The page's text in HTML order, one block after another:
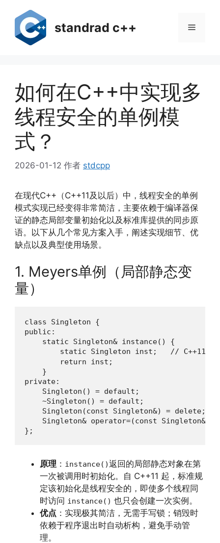
standrad c++ 菜
如何在C++中实现多
线程安全的单例模
式？
2026-01-12 作者 stdcpp
在现代C++（C++11及以后）中，线程安全的单例
模式实现已经变得非常简洁，主要依赖于编译器保
证的静态局部变量初始化以及标准库提供的同步原
语。以下从几个常见方案入手，阐述实现细节、优
缺点以及典型使用场景。
1. Meyers单例（局部静态变
量）
class Singleton {
public:
    static Singleton& instance() {
static Singleton inst;   // C++11 之
        return inst;
    }
private:
    Singleton() = default;
    ~Singleton() = default;
    Singleton(const Singleton&) = delete;
Singleton& operator=(const Singleton&)
};
原理 ： instance()返回的局部静态对象在第
一次被调用时初始化。自 C++11 起，标准规
定该初始化是线程安全的，即使多个线程同
时访问 instance() 也只会创建一次实例。
优点 ：实现极其简洁，无需手写锁；销毁时
依赖于程序退出时自动析构，避免手动管
理。